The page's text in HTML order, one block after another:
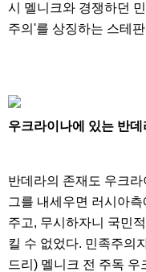
시 멜니크와 경쟁하던
주의'를 상징하는 스테
우크라이나에 있는 반
반데라의 존재도 우크
그를 내세우면 러시아
주고, 무시하자니 국민
킬 수 없었다. 민족주의
드리) 멜니크 전 주독